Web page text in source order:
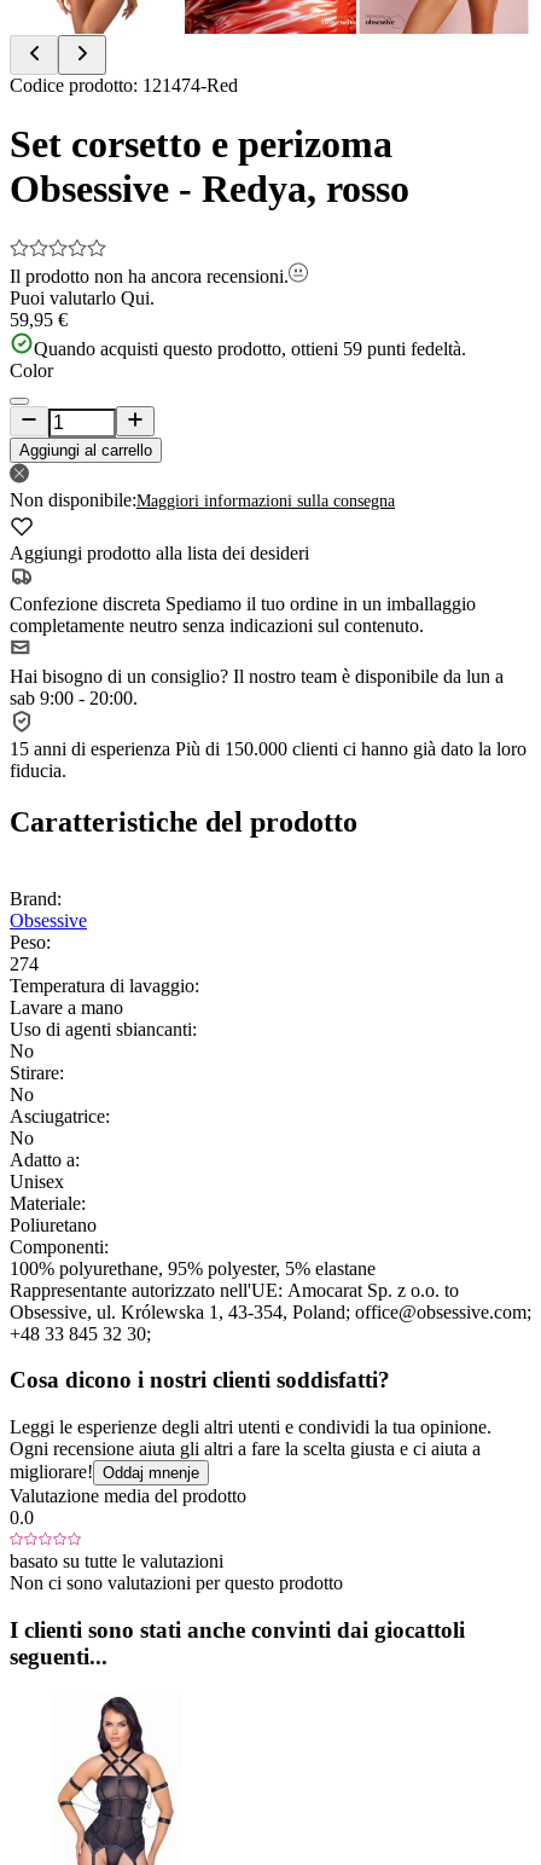
Item
of
9
Codice prodotto: 121474-Red
Set corsetto e perizoma
Obsessive - Redya, rosso
Il prodotto non ha ancora recensioni.
Puoi valutarlo Qui.
59,95 €
Quando acquisti questo prodotto, ottieni 59 punti fedeltà.
Color
Aggiungi al carrello
Non disponibile:Maggiori informazioni sulla consegna
Aggiungi prodotto alla lista dei desideri
Confezione discreta Spediamo il tuo ordine in un imballaggio
completamente neutro senza indicazioni sul contenuto.
Hai bisogno di un consiglio? Il nostro team è disponibile da lun a
sab 9:00 - 20:00.
15 anni di esperienza Più di 150.000 clienti ci hanno già dato la loro
fiducia.
Caratteristiche del prodotto
Brand:
Obsessive
Peso:
274
Temperatura di lavaggio:
Lavare a mano
Uso di agenti sbiancanti:
No
Stirare:
No
Asciugatrice:
No
Adatto a:
Unisex
Materiale:
Poliuretano
Componenti:
100% polyurethane, 95% polyester, 5% elastane
Rappresentante autorizzato nell'UE: Amocarat Sp. z o.o. to
Obsessive, ul. Królewska 1 , 43-354, Poland; office@obsessive.com;
+48 33 845 32 30;
Cosa dicono i nostri clienti soddisfatti?
Leggi le esperienze degli altri utenti e condividi la tua opinione.
Ogni recensione aiuta gli altri a fare la scelta giusta e ci aiuta a
migliorare! Oddaj mnenje
Valutazione media del prodotto
0.0
basato su tutte le valutazioni
Non ci sono valutazioni per questo prodotto
I clienti sono stati anche convinti dai giocattoli
seguenti...